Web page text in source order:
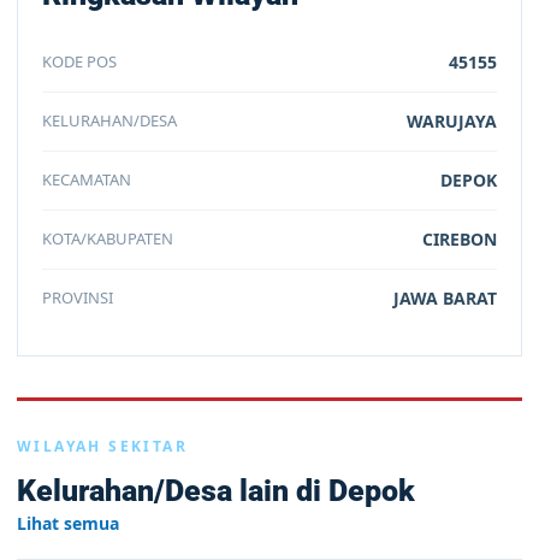
KODE POS 45155
KELURAHAN/DESA WARUJAYA
KECAMATAN DEPOK
KOTA/KABUPATEN CIREBON
PROVINSI JAWA BARAT
WILAYAH SEKITAR
Kelurahan/Desa lain di Depok
Lihat semua